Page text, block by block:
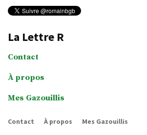
La Lettre R
Contact
À propos
Mes Gazouillis
Contact À propos Mes Gazouillis